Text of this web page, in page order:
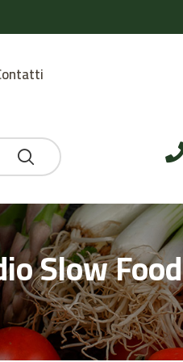
Slow Food